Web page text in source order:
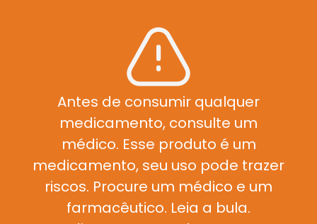
Antes de consumir qualquer
medicamento, consulte um
médico. Esse produto é um
medicamento, seu uso pode trazer
riscos. Procure um médico e um
farmacêutico. Leia a bula.